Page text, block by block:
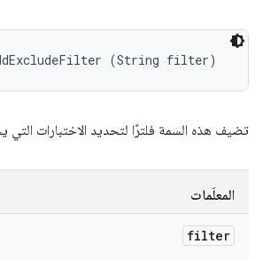
(String filter)
تضيف هذه السمة فلترًا لتحديد الاختبارات التي
المعلَمات
filter